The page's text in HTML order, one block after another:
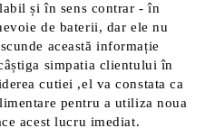
și în sens contrar - în
de baterii, dar ele nu
această informație
simpatia clientului în
cutiei ,el va constata ca
pentru a utiliza noua
acest lucru imediat.